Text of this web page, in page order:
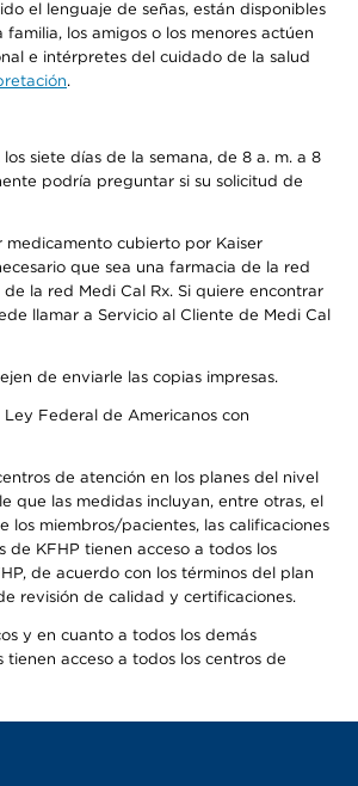
el lenguaje de señas, están disponibles
los amigos o los menores actúen
e intérpretes del cuidado de la salud
.
siete días de la semana, de 8 a. m. a 8
podría preguntar si su solicitud de
medicamento cubierto por Kaiser
que sea una farmacia de la red
la red Medi Cal Rx. Si quiere encontrar
llamar a Servicio al Cliente de Medi Cal
de enviarle las copias impresas.
Federal de Americanos con
de atención en los planes del nivel
que las medidas incluyan, entre otras, el
los miembros/pacientes, las calificaciones
KFHP tienen acceso a todos los
de acuerdo con los términos del plan
revisión de calidad y certificaciones.
y en cuanto a todos los demás
acceso a todos los centros de